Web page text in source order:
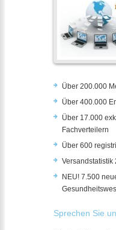
Über 200.000
Über 400.000
Über 17.000
Fachverteilern
Über 600
Versandstatistik
NEU! 7.500
Sprechen Sie